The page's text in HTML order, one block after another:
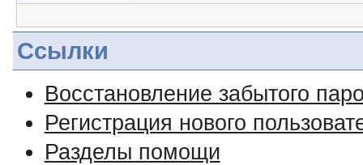
Ссылки
Восстановление забытого
Регистрация нового
Разделы помощи